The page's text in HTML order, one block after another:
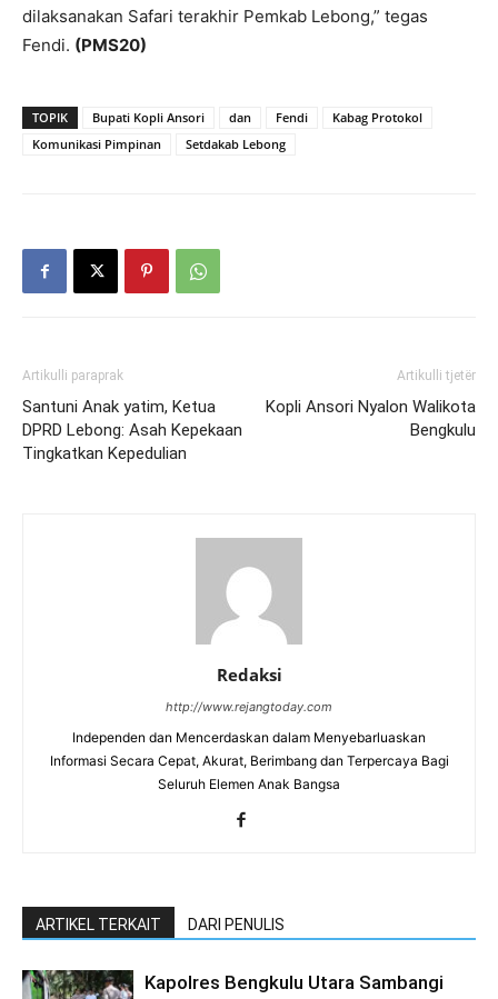
dilaksanakan Safari terakhir Pemkab Lebong,” tegas
Fendi. (PMS20)
TOPIK Bupati Kopli Ansori dan Fendi
Kabag Protokol
Komunikasi Pimpinan
Setdakab Lebong
Artikulli paraprak
Santuni Anak yatim, Ketua
DPRD Lebong: Asah Kepekaan
Tingkatkan Kepedulian
Artikulli tjetër
Kopli Ansori Nyalon Walikota
Bengkulu
Redaksi
http://www.rejangtoday.com
Independen dan Mencerdaskan dalam Menyebarluaskan
Informasi Secara Cepat, Akurat, Berimbang dan Terpercaya Bagi
Seluruh Elemen Anak Bangsa
ARTIKEL TERKAIT DARI PENULIS
Kapolres Bengkulu Utara Sambangi